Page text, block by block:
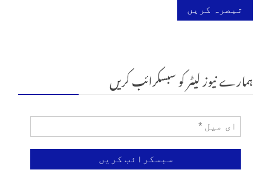
ہمارے نیوز لیٹر کو سبسکرائب کریں